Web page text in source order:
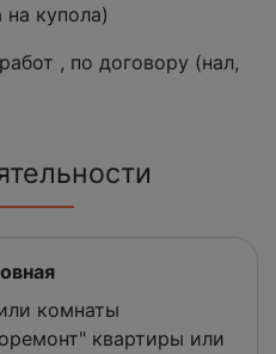
купола)
, по договору (нал,
комнаты
квартиры или